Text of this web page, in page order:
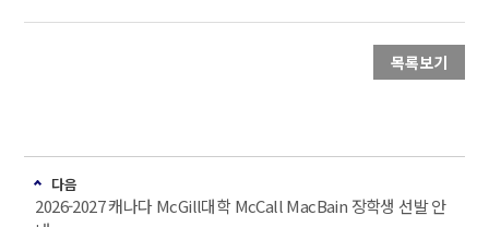
목록보기
다음
2026-2027 캐나다 McGill대학 McCall MacBain 장학생 선발 안